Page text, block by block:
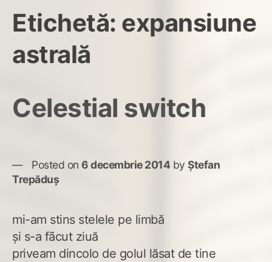
Etichetă: expansiune
astrală
Celestial switch
Posted on 6 decembrie 2014 by Ștefan
Trepăduș
mi-am stins stelele pe limbă
și s-a fãcut ziuă
priveam dincolo de golul lăsat de tine